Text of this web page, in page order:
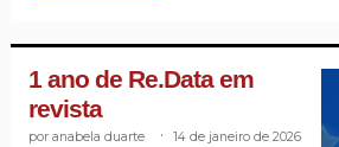
1 ano de Re.Data em
revista
anabela duarte. 14 de janeiro de 2026